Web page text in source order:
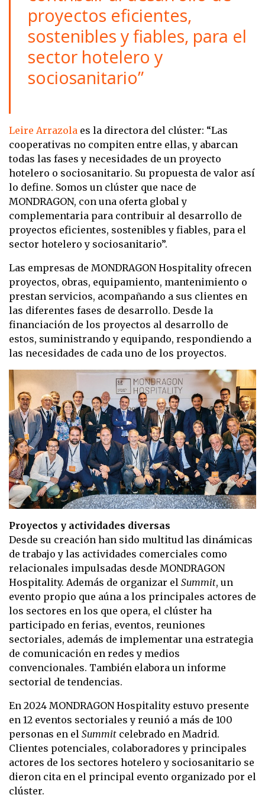
proyectos eficientes,
sostenibles y fiables, para el
sector hotelero y
sociosanitario”
Leire Arrazola es la directora del clúster: “Las
cooperativas no compiten entre ellas, y abarcan
todas las fases y necesidades de un proyecto
hotelero o sociosanitario. Su propuesta de valor así
lo define. Somos un clúster que nace de
MONDRAGON, con una oferta global y
complementaria para contribuir al desarrollo de
proyectos eficientes, sostenibles y fiables, para el
sector hotelero y sociosanitario”.
Las empresas de MONDRAGON Hospitality ofrecen
proyectos, obras, equipamiento, mantenimiento o
prestan servicios, acompañando a sus clientes en
las diferentes fases de desarrollo. Desde la
financiación de los proyectos al desarrollo de
estos, suministrando y equipando, respondiendo a
las necesidades de cada uno de los proyectos.
Proyectos y actividades diversas
Desde su creación han sido multitud las dinámicas
de trabajo y las actividades comerciales como
relacionales impulsadas desde MONDRAGON
Hospitality. Además de organizar el Summit, un
evento propio que aúna a los principales actores de
los sectores en los que opera, el clúster ha
participado en ferias, eventos, reuniones
sectoriales, además de implementar una estrategia
de comunicación en redes y medios
convencionales. También elabora un informe
sectorial de tendencias.
En 2024 MONDRAGON Hospitality estuvo presente
en 12 eventos sectoriales y reunió a más de 100
personas en el Summit celebrado en Madrid.
Clientes potenciales, colaboradores y principales
actores de los sectores hotelero y sociosanitario se
dieron cita en el principal evento organizado por el
clúster.